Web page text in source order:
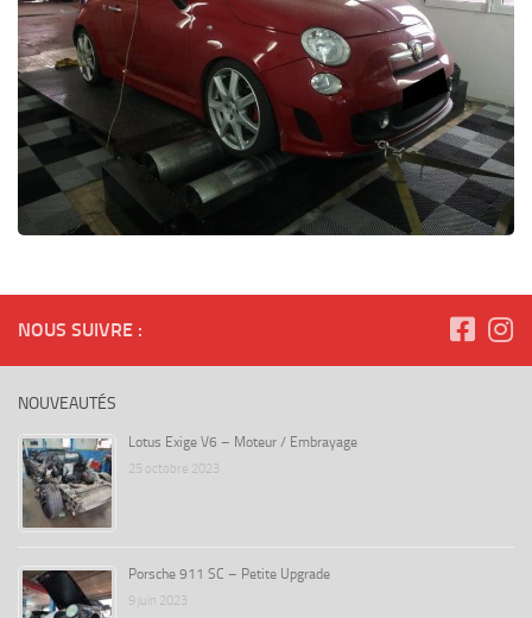
NOUS SUIVRE :
NOUVEAUTÉS
Lotus Exige V6 – Moteur / Embrayage
25 octobre 2023
Porsche 911 SC – Petite Upgrade
9 juin 2023